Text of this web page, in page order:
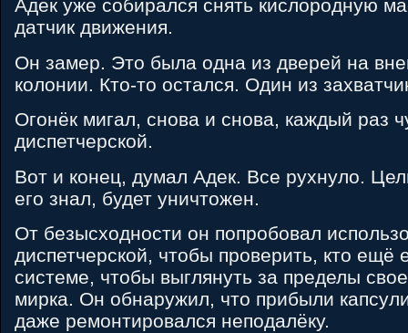
Адек уже собирался снять кислородную
датчик движения.
Он замер. Это была одна из дверей на
колонии. Кто-то остался. Один из
Огонёк мигал, снова и снова, каждый раз
диспетчерской.
Вот и конец, думал Адек. Все рухнуло.
его знал, будет уничтожен.
От безысходности он попробовал
диспетчерской, чтобы проверить, кто ещё
системе, чтобы выглянуть за пределы
мирка. Он обнаружил, что прибыли
даже ремонтировался неподалёку.